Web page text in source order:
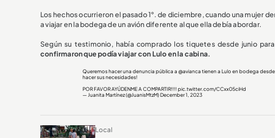
Los hechos ocurrieron el pasado 1°. de diciembre, cuando una mujer
a viajar en la bodega de un avión diferente al que ella debía abordar.
Según su testimonio, había comprado los tiquetes desde junio
confirmaron que podía viajar con Lulo en la cabina.
Queremos hacer una denuncia pública a @avianca tienen a Lulo en bodega
hacer sus necesidades!
POR FAVOR AYÚDENME A COMPARTIR!!!! pic.twitter.com/CCxx05ciHd
— Juanita Martínez (@JuanisMtzM)December 1, 2023
Local